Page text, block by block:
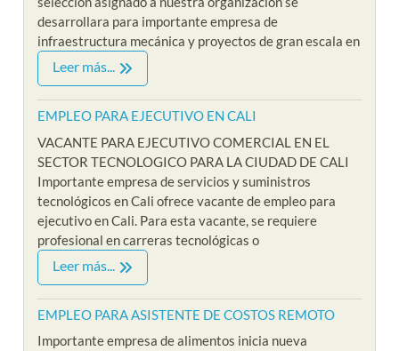
desarrollara para importante empresa de
infraestructura mecánica y proyectos de gran escala en
Leer más...
EMPLEO PARA EJECUTIVO EN CALI
VACANTE PARA EJECUTIVO COMERCIAL EN EL
SECTOR TECNOLOGICO PARA LA CIUDAD DE CALI
Importante empresa de servicios y suministros
tecnológicos en Cali ofrece vacante de empleo para
ejecutivo en Cali. Para esta vacante, se requiere
profesional en carreras tecnológicas o
Leer más...
EMPLEO PARA ASISTENTE DE COSTOS REMOTO
Importante empresa de alimentos inicia nueva